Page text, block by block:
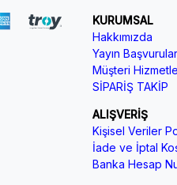
KURUMSAL
Hakkımızda
Yayın
Müşteri
SİPARİŞ TAKİP
ALIŞVERİŞ
Kişisel Veriler
İade ve İptal
Banka Hesap